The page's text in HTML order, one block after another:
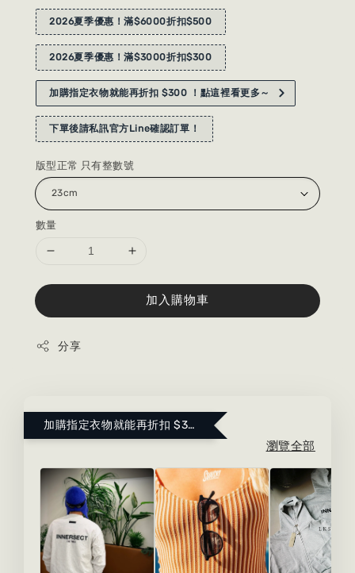
2026夏季優惠！滿$6000折扣$500
2026夏季優惠！滿$3000折扣$300
加購指定衣物就能再折扣 $300 ！點這裡看更多～
下單後請私訊官方Line確認訂單！
版型正常 只有整數號
數量
加入購物車
分享
加購指定衣物就能再折扣 $300 ！點這裡看更多～
瀏覽全部